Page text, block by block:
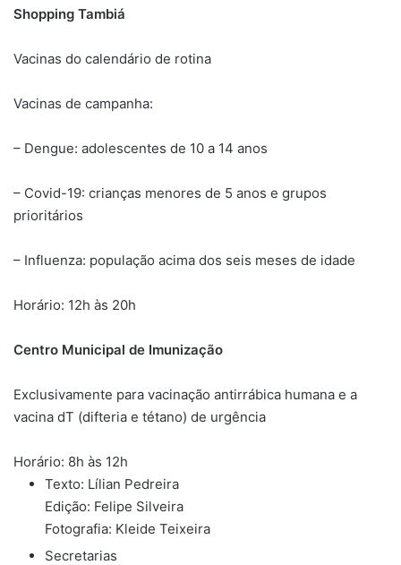
Shopping Tambiá
Vacinas do calendário de rotina
Vacinas de campanha:
– Dengue: adolescentes de 10 a 14 anos
– Covid-19: crianças menores de 5 anos e grupos
prioritários
– Influenza: população acima dos seis meses de idade
Horário: 12h às 20h
Centro Municipal de Imunização
Exclusivamente para vacinação antirrábica humana e a
vacina dT (difteria e tétano) de urgência
Horário: 8h às 12h
Texto: Lílian Pedreira
Edição: Felipe Silveira
Fotografia: Kleide Teixeira
Secretarias